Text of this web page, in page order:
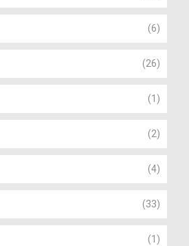
(6)
(26)
(1)
(2)
(4)
(33)
(1)